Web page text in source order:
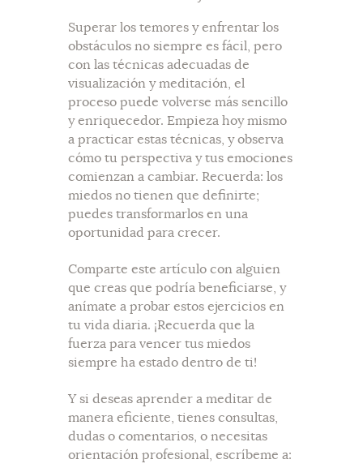
Superar los temores y enfrentar los
obstáculos no siempre es fácil, pero
con las técnicas adecuadas de
visualización y meditación, el
proceso puede volverse más sencillo
y enriquecedor. Empieza hoy mismo
a practicar estas técnicas, y observa
cómo tu perspectiva y tus emociones
comienzan a cambiar. Recuerda: los
miedos no tienen que definirte;
puedes transformarlos en una
oportunidad para crecer.
Comparte este artículo con alguien
que creas que podría beneficiarse, y
anímate a probar estos ejercicios en
tu vida diaria. ¡Recuerda que la
fuerza para vencer tus miedos
siempre ha estado dentro de ti!
Y si deseas aprender a meditar de
manera eficiente, tienes consultas,
dudas o comentarios, o necesitas
orientación profesional, escríbeme a: